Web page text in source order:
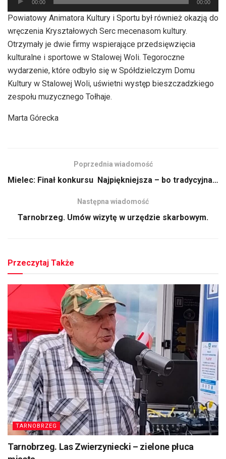
plików
dźwiękowych
00:00 00:00
Powiatowy Animatora Kultury i Sportu był również okazją do
wręczenia Kryształowych Serc mecenasom kultury.
Otrzymały je dwie firmy wspierające przedsięwzięcia
kulturalne i sportowe w Stalowej Woli. Tegoroczne
wydarzenie, które odbyło się w Spółdzielczym Domu
Kultury w Stalowej Woli, uświetni występ bieszczadzkiego
zespołu muzycznego Tołhaje.
Marta Górecka
Poprzednia wiadomość
Mielec: Finał konkursu Najpiękniejsza – bo tradycyjna…
Następna wiadomość
Tarnobrzeg. Umów wizytę w urzędzie skarbowym.
Przeczytaj Także
TARNOBRZEG
Tarnobrzeg. Las Zwierzyniecki – zielone płuca